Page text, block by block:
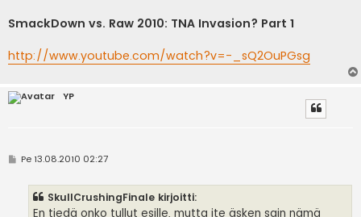
SmackDown vs. Raw 2010: TNA Invasion? Part 1
http://www.youtube.com/watch?v=-_sQ2OuPGsg
YP
VPe 13.08.2010 02:27
SkullCrushingFinale kirjoitti:
En tiedä onko tullut esille, mutta ite äsken sain nämä